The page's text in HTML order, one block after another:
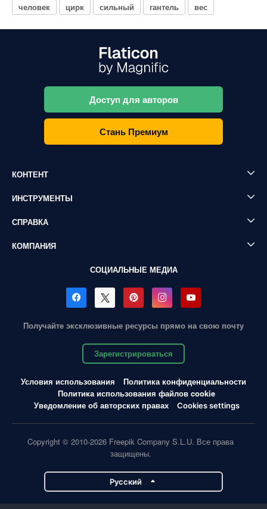
человек
цирк сильный гантель вес
Доступ для авторов
Стань Премиум
КОНТЕНТ
ИНСТРУМЕНТЫ
СПРАВКА
КОМПАНИЯ
СОЦИАЛЬНЫЕ МЕДИА
Получайте эксклюзивные ресурсы прямо на свою почту
Зарегистрироваться
Условия использования
Политика конфиденциальности
Политика использования файлов cookie
Уведомление об авторских правах
Cookies settings
Copyright © 2010-2026 Freepik Company S.L.U. Все права
защищены.
Pусский